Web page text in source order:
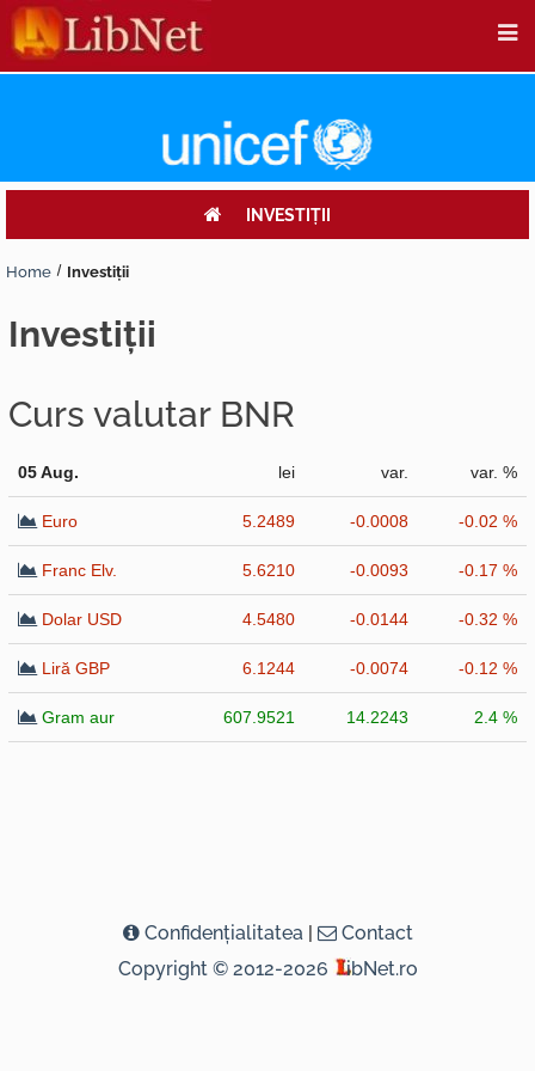
INVESTIŢII
Home Investiţii
investiţii
Curs valutar BNR
05 Aug. lei var. var. %
Euro 5.2489 -0.0008 -0.02 %
Franc Elv. 5.6210 -0.0093 -0.17 %
Dolar USD 4.5480 -0.0144 -0.32 %
Liră GBP 6.1244 -0.0074 -0.12 %
Gram aur 607.9521 14.2243 2.4 %
Confidenţialitatea |
Contact
Copyright © 2012-2026
ibNet.ro